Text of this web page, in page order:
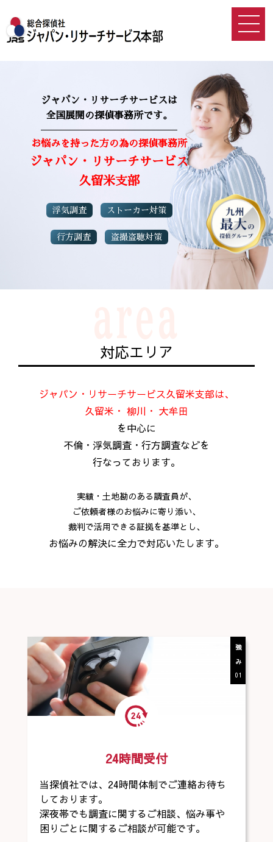
ジャパン・リサーチサービスは
全国展開の探偵事務所です。
お悩みを持った方の為の探偵事務所
ジャパン・リサーチサービス
久留米支部
浮気調査 ストーカー対策
行方調査 盗撮盗聴対策
対応エリア
ジャパン・リサーチサービス久留米支部は、
久留米・ 柳川・ 大牟田
を中心に
不倫・浮気調査・行方調査などを
行なっております。
実績・土地勘のある調査員が、
ご依頼者様のお悩みに寄り添い、
裁判で活用できる証拠を基準とし、
お悩みの解決に全力で対応いたします。
強み
01
24時間受付
当探偵社では、24時間体制でご連絡お待ち
しております。
深夜帯でも調査に関するご相談、悩み事や
困りごとに関するご相談が可能です。